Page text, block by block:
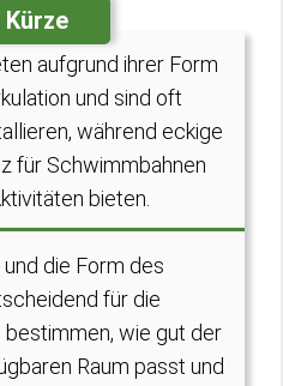
aufgrund ihrer Form
und sind oft
während eckige
für Schwimmbahnen
bieten.
die Form des
für die
bestimmen, wie gut der
Raum passt und